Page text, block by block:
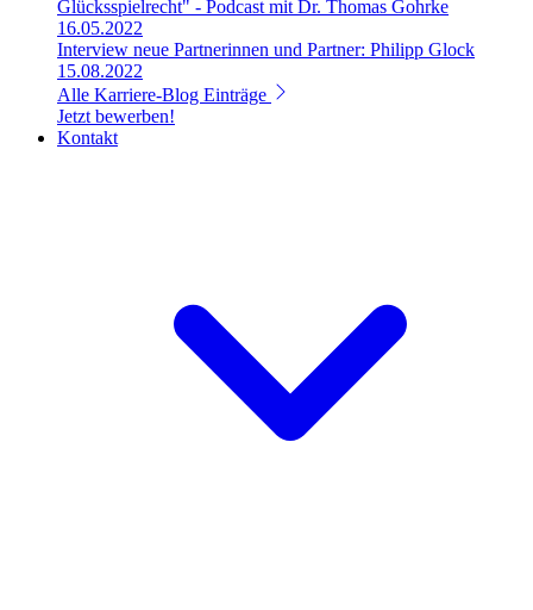
Glücksspielrecht" - Podcast mit Dr. Thomas Gohrke
16.05.2022
Interview neue Partnerinnen und Partner: Philipp Glock
15.08.2022
Alle Karriere-Blog Einträge
Jetzt bewerben!
Kontakt